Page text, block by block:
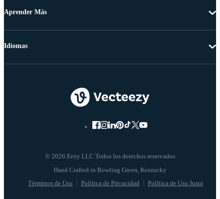
Aprender Más
© 2026 Eezy LLC Todos los derechos reservados
Términos de Uso Política de Privacidad Política de Uso Justo
Idiomas